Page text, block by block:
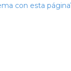
con esta